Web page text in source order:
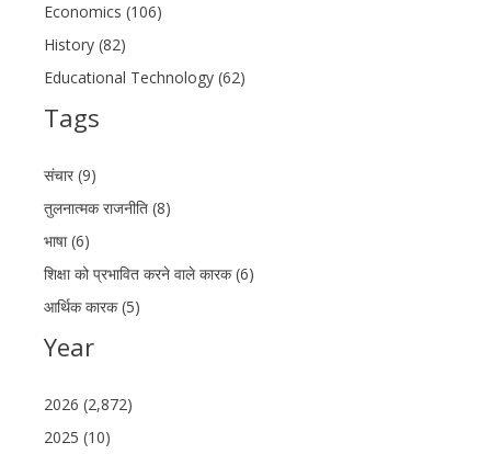
Economics (106)
History (82)
Educational Technology (62)
Tags
संचार (9)
तुलनात्मक राजनीति (8)
भाषा (6)
शिक्षा को प्रभावित करने वाले कारक (6)
आर्थिक कारक (5)
Year
2026 (2,872)
2025 (10)